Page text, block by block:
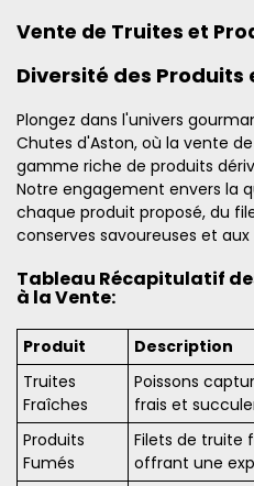
Vente de Truites et
Diversité des
Plongez dans l'univers
Chutes d'Aston, où la vente
gamme riche de produits
Notre engagement envers la
chaque produit proposé, du
conserves savoureuses et
Tableau Récapitulatif
à la Vente:
Produit
Description
Truites
Fraîches
Poissons
frais et
Produits
Fumés
Filets de truite
offrant une